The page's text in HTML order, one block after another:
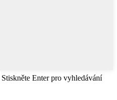
Stiskněte Enter pro vyhledávání